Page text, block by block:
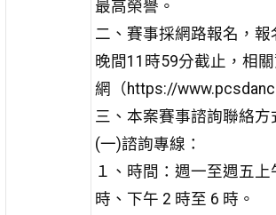
最高榮譽。
二、賽事採網路報名，報
晚間11時59分截止，相
網（https://
三、本案賽事諮詢聯絡方
(一)諮詢專線：
１、時間：週一至週五上
時、下午 2 時至 6 時。